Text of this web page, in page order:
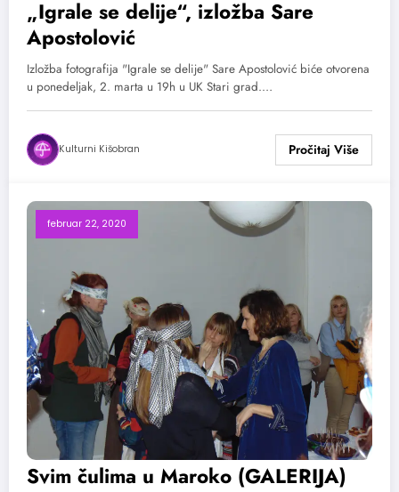
„Igrale se delije“, izložba Sare
Apostolović
Izložba fotografija "Igrale se delije" Sare Apostolović biće otvorena
u ponedeljak, 2. marta u 19h u UK Stari grad.…
Kulturni Kišobran
februar 22, 2020
Svim čulima u Maroko (GALERIJA)